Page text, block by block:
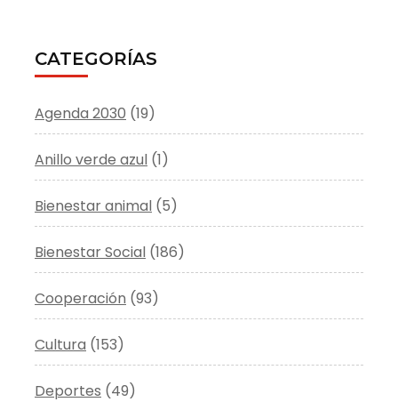
CATEGORÍAS
Agenda 2030 (19)
Anillo verde azul (1)
Bienestar animal (5)
Bienestar Social (186)
Cooperación (93)
Cultura (153)
Deportes (49)